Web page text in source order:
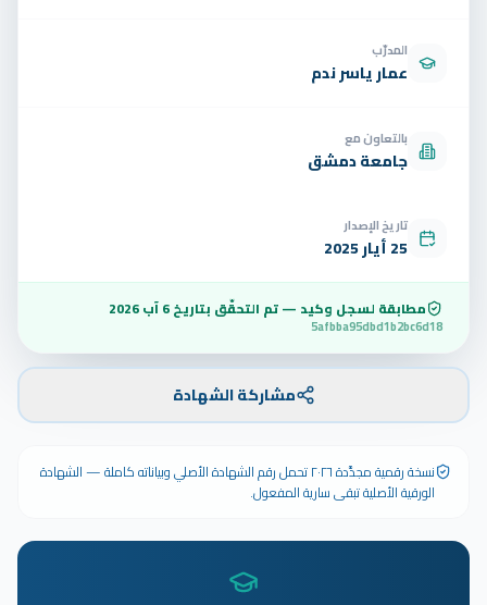
المدرّب
عمار ياسر ندم
بالتعاون مع
جامعة دمشق
تاريخ الإصدار
25 أيار 2025
مطابقة لسجل وكيد — تم التحقّق بتاريخ6 آب 2026
5afbba95dbd1b2bc6d18
مشاركة الشهادة
نسخة رقمية مجدَّدة ٢٠٢٦ تحمل رقم الشهادة الأصلي وبياناته كاملة — الشهادة
الورقية الأصلية تبقى سارية المفعول.